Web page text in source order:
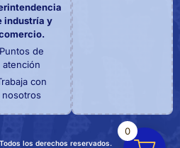
industría y
Puntos de
atención
con
nosotros
los derechos reservados.
0